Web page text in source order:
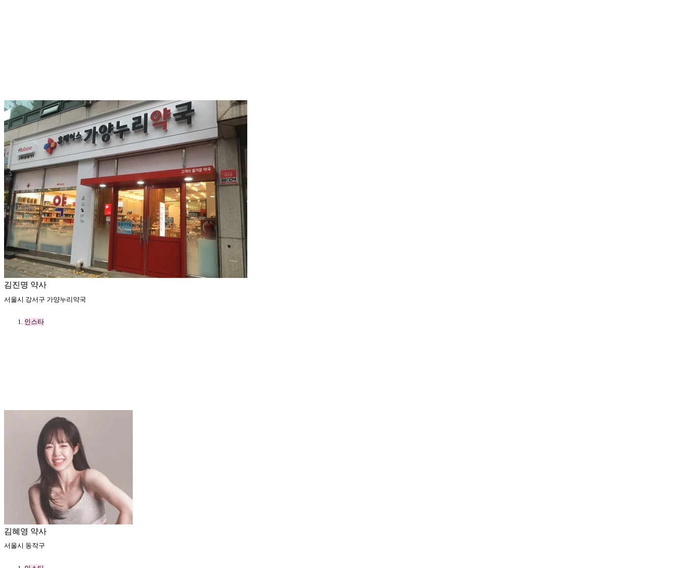
김진명 약사
서울시 강서구 가양누리약국
인스타
김혜영 약사
서울시 동작구